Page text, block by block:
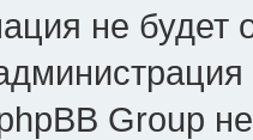
не будет
Group